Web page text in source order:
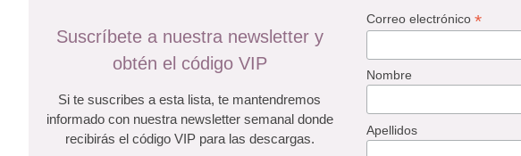
Suscríbete a nuestra newsletter y
obtén el código VIP
Si te suscribes a esta lista, te mantendremos
informado con nuestra newsletter semanal donde
recibirás el código VIP para las descargas.
Correo electrónico *
Nombre
Apellidos